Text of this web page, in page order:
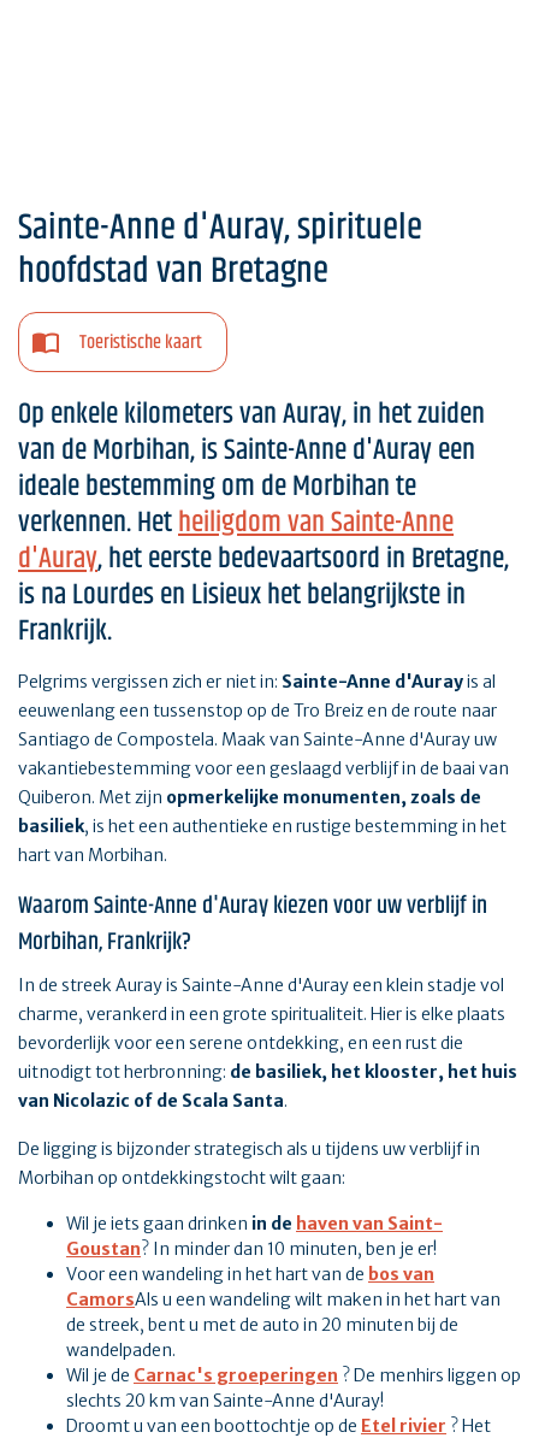
Sainte-Anne d'Auray, spirituele
hoofdstad van Bretagne
Toeristische kaart
Op enkele kilometers van Auray, in het zuiden
van de Morbihan, is Sainte-Anne d'Auray een
ideale bestemming om de Morbihan te
verkennen. Hetheiligdom van Sainte-Anne
d'Auray, het eerste bedevaartsoord in Bretagne,
is na Lourdes en Lisieux het belangrijkste in
Frankrijk.
Pelgrims vergissen zich er niet in: Sainte-Anne d'Aurayis al
eeuwenlang een tussenstop op de Tro Breiz en de route naar
Santiago de Compostela. Maak van Sainte-Anne d'Auray uw
vakantiebestemming voor een geslaagd verblijf in de baai van
Quiberon. Met zijn opmerkelijke monumenten, zoals de
basiliek, is het een authentieke en rustige bestemming in het
hart van Morbihan.
Waarom Sainte-Anne d'Auray kiezen voor uw verblijf in
Morbihan, Frankrijk?
In de streek Auray is Sainte-Anne d'Auray een klein stadje vol
charme, verankerd in een grote spiritualiteit. Hier is elke plaats
bevorderlijk voor een serene ontdekking, en een rust die
uitnodigt tot herbronning: de basiliek, het klooster, het huis
van Nicolazic of de Scala Santa.
De ligging is bijzonder strategisch als u tijdens uw verblijf in
Morbihan op ontdekkingstocht wilt gaan:
Wil je iets gaan drinken in de haven van Saint-
Goustan? In minder dan 10 minuten, ben je er!
Voor een wandeling in het hart van de bos van
CamorsAls u een wandeling wilt maken in het hart van
de streek, bent u met de auto in 20 minuten bij de
wandelpaden.
Wil je de Carnac's groeperingen ? De menhirs liggen op
slechts 20 km van Sainte-Anne d'Auray!
Droomt u van een boottochtje op de Etel rivier ? Het